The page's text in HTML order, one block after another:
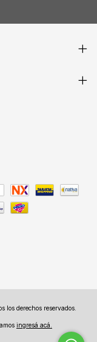
derechos reservados.
ingresá acá.